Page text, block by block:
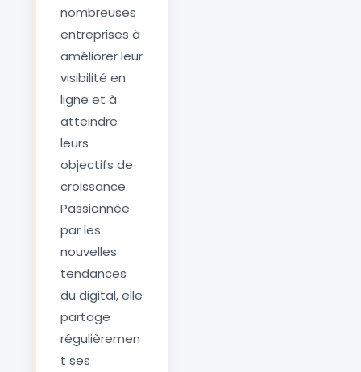
nombreuses
entreprises à
améliorer leur
visibilité en
ligne et à
atteindre
leurs
objectifs de
croissance.
Passionnée
par les
nouvelles
tendances
du digital, elle
partage
régulièremen
t ses